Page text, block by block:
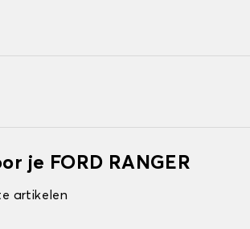
je FORD RANGER
artikelen